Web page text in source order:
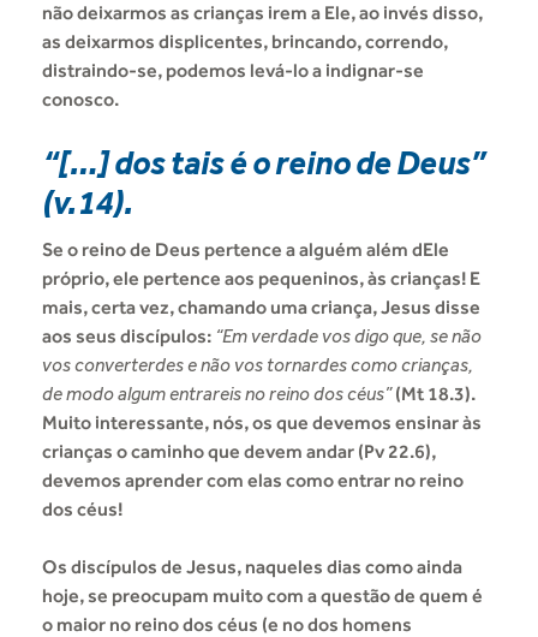
não deixarmos as crianças irem a Ele, ao invés disso,
as deixarmos displicentes, brincando, correndo,
distraindo-se, podemos levá-lo a indignar-se
conosco.
“[…] dos tais é o reino de Deus”
(v.14).
Se o reino de Deus pertence a alguém além dEle
próprio, ele pertence aos pequeninos, às crianças! E
mais, certa vez, chamando uma criança, Jesus disse
aos seus discípulos: “Em verdade vos digo que, se não
vos converterdes e não vos tornardes como crianças,
de modo algum entrareis no reino dos céus”(Mt 18.3).
Muito interessante, nós, os que devemos ensinar às
crianças o caminho que devem andar (Pv 22.6),
devemos aprender com elas como entrar no reino
dos céus!
Os discípulos de Jesus, naqueles dias como ainda
hoje, se preocupam muito com a questão de quem é
o maior no reino dos céus (e no dos homens